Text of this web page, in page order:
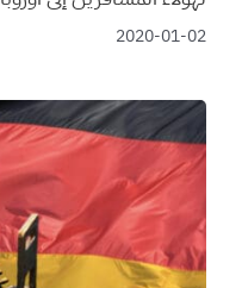
2020-01-02